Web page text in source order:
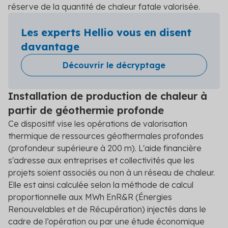
réserve de la quantité de chaleur fatale valorisée.
Les experts Hellio vous en disent
davantage
Découvrir le décryptage
Installation de production de chaleur à
partir de géothermie profonde
Ce dispositif vise les opérations de valorisation
thermique de ressources géothermales profondes
(profondeur supérieure à 200 m). L'aide financière
s'adresse aux entreprises et collectivités que les
projets soient associés ou non à un réseau de chaleur.
Elle est ainsi calculée selon la méthode de calcul
proportionnelle aux MWh EnR&R (Énergies
Renouvelables et de Récupération) injectés dans le
cadre de l’opération ou par une étude économique